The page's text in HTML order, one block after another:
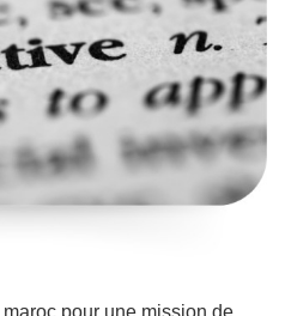
pour une mission de